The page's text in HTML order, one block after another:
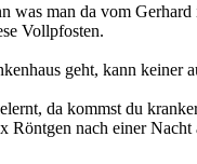
was man da vom
Vollpfosten.
geht, kann keiner
da kommst du
nach einer Nacht